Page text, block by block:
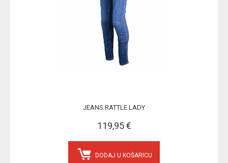
JEANS RATTLE LADY
119,95 €
DODAJ U KOŠARICU